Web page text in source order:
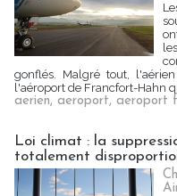
gonflés. Malgré tout,
l'aéroport de Francfort-Hahn
aerien, aeroport, aeroport
Loi climat : la
totalement